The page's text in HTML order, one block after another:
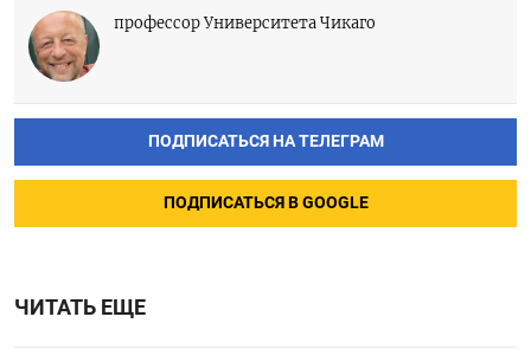
профессор Университета Чикаго
ПОДПИСАТЬСЯ НА ТЕЛЕГРАМ
ПОДПИСАТЬСЯ В GOOGLE
ЧИТАТЬ ЕЩЕ